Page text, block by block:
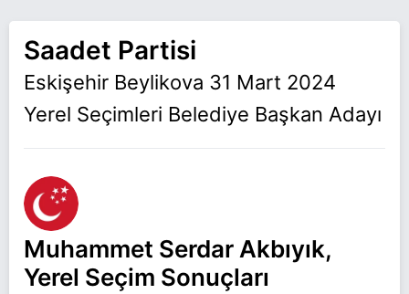
Saadet Partisi
Eskişehir Beylikova 31 Mart 2024
Yerel Seçimleri Belediye Başkan Adayı
Muhammet Serdar Akbıyık,
Yerel Seçim Sonuçları